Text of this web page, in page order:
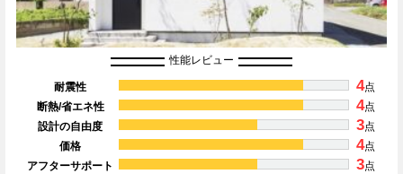
性能レビュー
耐震性 4点
断熱/省エネ性
4点
設計の自由度
3点
価格
4点
アフターサポート
3点